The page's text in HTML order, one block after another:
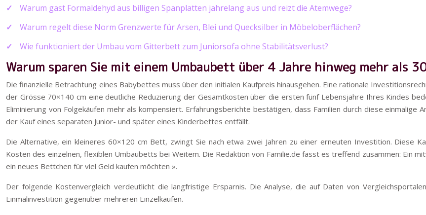
Warum gast Formaldehyd aus billigen Spanplatten jahrelang aus und reizt die Atemwege?
Warum regelt diese Norm Grenzwerte für Arsen, Blei und Quecksilber in Möbeloberflächen?
Wie funktioniert der Umbau vom Gitterbett zum Juniorsofa ohne Stabilitätsverlust?
Warum sparen Sie mit einem Umbaubett über 4 Jahre hinweg mehr als
Die finanzielle Betrachtung eines Babybettes muss über den initialen Kaufpreis hinausgehen. Eine rationale
der Grösse 70×140 cm eine deutliche Reduzierung der Gesamtkosten über die ersten fünf Lebensjahre Ihres Kindes
Eliminierung von Folgekäufen mehr als kompensiert. Erfahrungsberichte bestätigen, dass Familien durch diese einmalige
der Kauf eines separaten Junior- und später eines Kinderbettes entfällt.
Die Alternative, ein kleineres 60×120 cm Bett, zwingt Sie nach etwa zwei Jahren zu einer erneuten Investition. Diese
Kosten des einzelnen, flexiblen Umbaubetts bei Weitem. Die Redaktion von Familie.de fasst es treffend zusammen: Ein
ein neues Bettchen für viel Geld kaufen möchten ».
Der folgende Kostenvergleich verdeutlicht die langfristige Ersparnis. Die Analyse, die auf Daten von
Einmalinvestition gegenüber mehreren Einzelkäufen.